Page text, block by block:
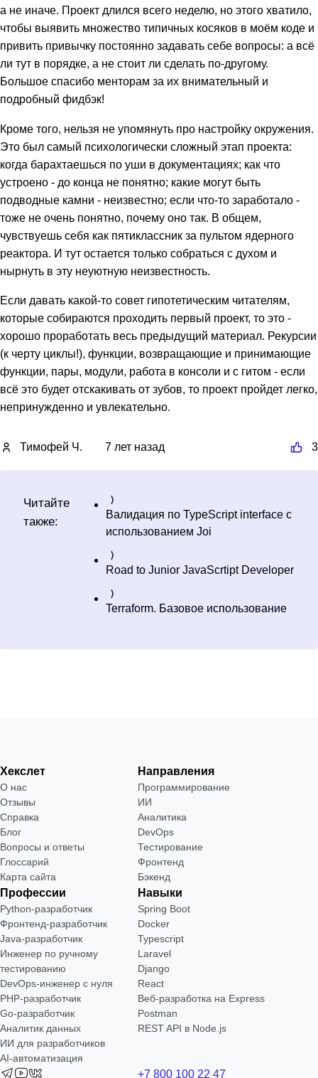
а не иначе. Проект длился всего неделю, но этого хватило,
чтобы выявить множество типичных косяков в моём коде и
привить привычку постоянно задавать себе вопросы: а всё
ли тут в порядке, а не стоит ли сделать по-другому.
Большое спасибо менторам за их внимательный и
подробный фидбэк!
Кроме того, нельзя не упомянуть про настройку окружения.
Это был самый психологически сложный этап проекта:
когда барахтаешься по уши в документациях; как что
устроено - до конца не понятно; какие могут быть
подводные камни - неизвестно; если что-то заработало -
тоже не очень понятно, почему оно так. В общем,
чувствуешь себя как пятиклассник за пультом ядерного
реактора. И тут остается только собраться с духом и
нырнуть в эту неуютную неизвестность.
Если давать какой-то совет гипотетическим читателям,
которые собираются проходить первый проект, то это -
хорошо проработать весь предыдущий материал. Рекурсии
(к черту циклы!), функции, возвращающие и принимающие
функции, пары, модули, работа в консоли и с гитом - если
всё это будет отскакивать от зубов, то проект пройдет легко,
непринужденно и увлекательно.
Тимофей Ч. 7 лет назад 3
Читайте
также:
Валидация по TypeScript interface с
использованием Joi
Road to Junior JavaScrtipt Developer
Terraform. Базовое использование
Хекслет
О нас
Отзывы
Справка
Блог
Вопросы и ответы
Глоссарий
Карта сайта
Направления
Программирование
ИИ
Аналитика
DevOps
Тестирование
Фронтенд
Бэкенд
Профессии
Python-разработчик
Фронтенд-разработчик
Java-разработчик
Инженер по ручному
тестированию
DevOps-инженер с нуля
РНР-разработчик
Go-разработчик
Аналитик данных
ИИ для разработчиков
AI-автоматизация
Навыки
Spring Boot
Docker
Typescript
Laravel
Django
React
Веб-разработка на Express
Postman
REST API в Node.js
+7 800 100 22 47